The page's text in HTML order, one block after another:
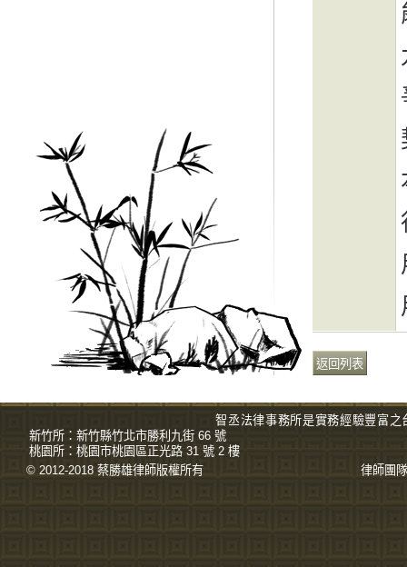
智丞法律事務所是實務經驗豐富之
新竹所： 新竹縣竹北市勝利九街 66 號
桃園所： 桃園市桃園區正光路 31 號 2 樓
© 2012-2018 蔡勝雄律師版權所有 律師團隊